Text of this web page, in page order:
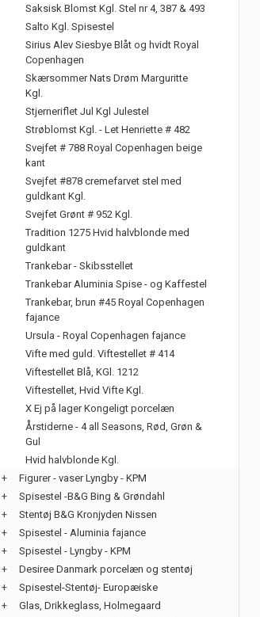
Saksisk Blomst Kgl. Stel nr 4, 387 & 493
Salto Kgl. Spisestel
Sirius Alev Siesbye Blåt og hvidt Royal
Copenhagen
Skærsommer Nats Drøm Marguritte
Kgl.
Stjerneriflet Jul Kgl Julestel
Strøblomst Kgl. - Let Henriette # 482
Svejfet # 788 Royal Copenhagen beige
kant
Svejfet #878 cremefarvet stel med
guldkant Kgl.
Svejfet Grønt # 952 Kgl.
Tradition 1275 Hvid halvblonde med
guldkant
Trankebar - Skibsstellet
Trankebar Aluminia Spise - og Kaffestel
Trankebar, brun #45 Royal Copenhagen
fajance
Ursula - Royal Copenhagen fajance
Vifte med guld. Viftestellet # 414
Viftestellet Blå, KGl. 1212
Viftestellet, Hvid Vifte Kgl.
X Ej på lager Kongeligt porcelæn
Årstiderne - 4 all Seasons, Rød, Grøn &
Gul
Hvid halvblonde Kgl.
+
Figurer - vaser Lyngby - KPM
+
Spisestel -B&G Bing & Grøndahl
+
Stentøj B&G Kronjyden Nissen
+
Spisestel - Aluminia fajance
+
Spisestel - Lyngby - KPM
+
Desiree Danmark porcelæn og stentøj
+
Spisestel-Stentøj- Europæiske
+
Glas, Drikkeglass, Holmegaard